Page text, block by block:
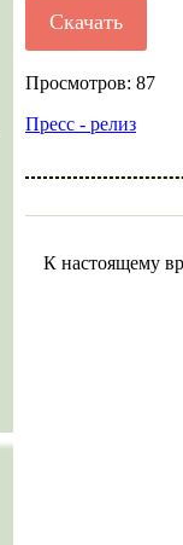
Скачать
Просмотров: 87
Пресс - релиз
К настоящему